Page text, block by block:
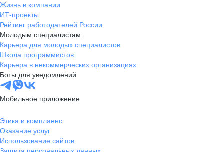
Жизнь в компании
ИТ-проекты
Рейтинг работодателей России
Молодым специалистам
Карьера для молодых специалистов
Школа программистов
Карьера в некоммерческих организациях
Боты для уведомлений
Мобильное приложение
Этика и комплаенс
Оказание услуг
Использование сайтов